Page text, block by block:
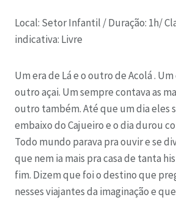
Local: Setor Infantil /Duração: 1h/
indicativa: Livre
Um era de Lá e o outro de Acolá .
outro açai. Um sempre contava as
outro também. Até que um dia eles
embaixo do Cajueiro e o dia durou
Todo mundo parava pra ouvir e se
que nem ia mais pra casa de tanta
fim. Dizem que foi o destino que
nesses viajantes da imaginação e